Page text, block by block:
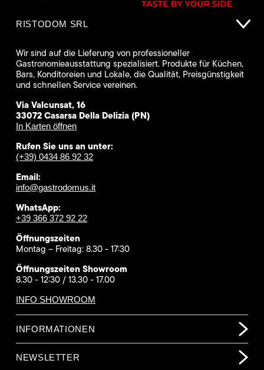
RISTODOM SRL
Wir sind auf die Lieferung von professioneller
Gastronomieausstattung spezialisiert. Produkte für Küchen,
Bars, Konditoreien und Lokale, die Qualität, Preisgünstigkeit
und schnellen Service vereinen.
Via Valcunsat, 16
33072 Casarsa Della Delizia (PN)
In Karten öffnen
Rufen Sie uns an unter:
(+39) 0434 86 92 32
Email:
info@gastrodomus.it
WhatsApp:
+39 366 372 92 22
Öffnungszeiten
Montag – Freitag: 8.30 - 17:30
Öffnungszeiten Showroom
8.30 - 12:30 / 13.30 - 17.00
INFO SHOWROOM
INFORMATIONEN
NEWSLETTER